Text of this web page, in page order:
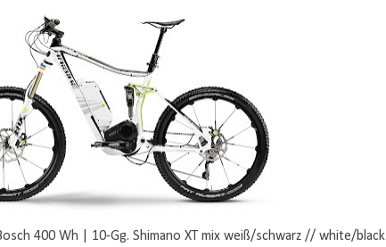
400 Wh | 10-Gg. Shimano XT mix weiß/schwarz // white/black